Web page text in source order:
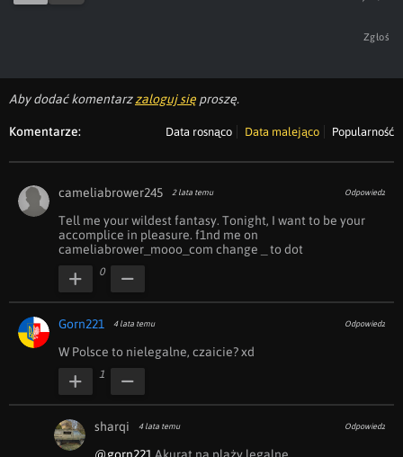
Zgłoś
Aby dodać komentarzzaloguj się proszę.
Komentarze: Data rosnąco Data malejąco Popularność
cameliabrower245 2 lata temu Odpowiedz
Tell me your wildest fantasy. Tonight, I want to be your
accomplice in pleasure. f1nd me on
cameliabrower_mooo_com change _ to dot
0
Gorn221 4 lata temu Odpowiedz
W Polsce to nielegalne, czaicie? xd
1
sharqi 4 lata temu Odpowiedz